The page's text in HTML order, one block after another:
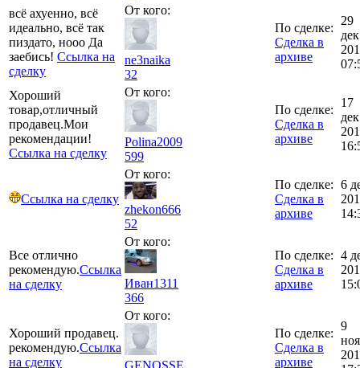
всё ахуенно, всё
идеально, всё так
пиздато, нооо Да
заебись! Ссылка на
сделку
От кого:
ne3naika
32
По сделке:
Сделка в
архиве
29
дек
Хороший
товар,отличный
продавец.Мои
рекомендации!
Ссылка на сделку
От кого:
Polina2009
599
По сделке:
Сделка в
архиве
17
дек
Ссылка на сделку
От кого:
zhekon666
52
По сделке:
Сделка в
архиве
6
Все отлично
рекомендую.Ссылка
на сделку
От кого:
Иван1311
366
По сделке:
Сделка в
архиве
4
Хороший продавец.
рекомендую.Ссылка
на сделку
От кого:
GENOSSE
По сделке:
Сделка в
архиве
9